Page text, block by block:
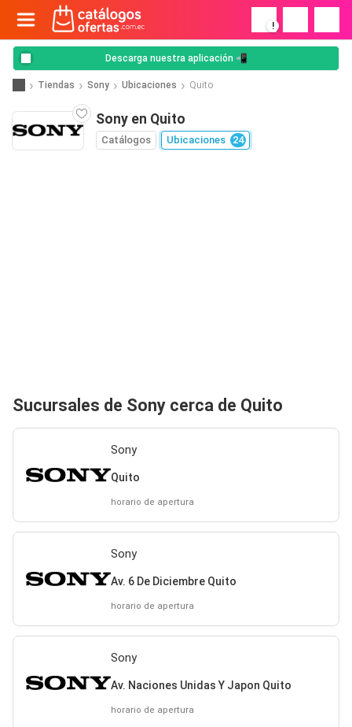
!
Descarga nuestra aplicación 📲
Tiendas Sony Ubicaciones Quito
Sony en Quito
Catálogos Ubicaciones 24
Sucursales de Sony cerca de Quito
Sony
Quito
horario de apertura
Sony
Av. 6 De Diciembre Quito
horario de apertura
Sony
Av. Naciones Unidas Y Japon Quito
horario de apertura